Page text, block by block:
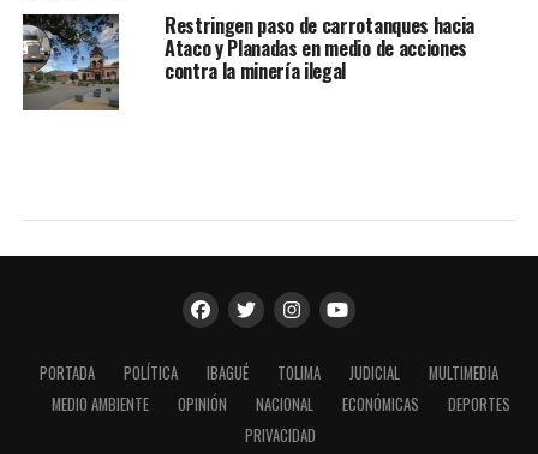
Restringen paso de carrotanques hacia
Ataco y Planadas en medio de acciones
contra la minería ilegal
PORTADA POLÍTICA IBAGUÉ TOLIMA JUDICIAL
MULTIMEDIA
MEDIO AMBIENTE
OPINIÓN NACIONAL ECONÓMICAS
DEPORTES
PRIVACIDAD